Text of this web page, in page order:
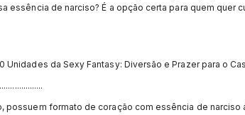
essência de narciso? É a opção certa para quem quer
Unidades da Sexy Fantasy: Diversão e Prazer para o
possuem formato de coração com essência de